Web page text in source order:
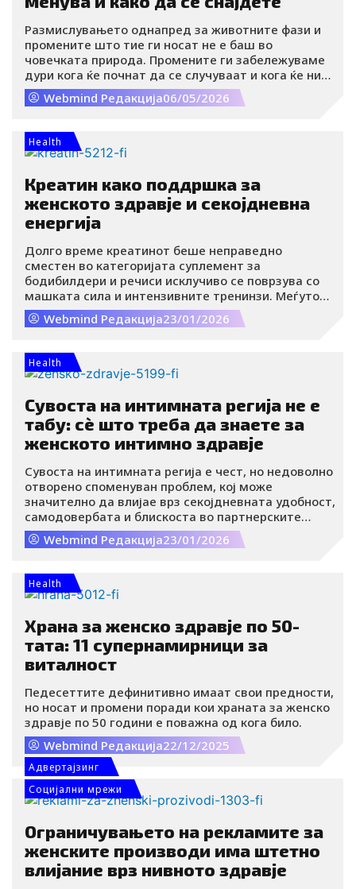
Размислувањето однапред за животните фази и
промените што тие ги носат не е баш во
човечката природа. Промените ги забележуваме
дури кога ќе почнат да се случуваат и кога ќе ни
го нарушат темпото и функционирањето. Во
суштина, не можете вистински да се подготвите
прилагодување. Сепак, самата природа има свој
систем.
Webmind Редакција06/05/2026
Health
Креатин како поддршка за
женското здравје и секојдневна
енергија
Долго време креатинот беше неправедно
сместен во категоријата суплемент за
бодибилдери и речиси исклучиво се поврзува со
машката сила и интензивните тренинзи. Меѓутоа,
современата наука сè појасно покажува дека
креатинот е многу повеќе од додаток за
Webmind Редакција23/01/2026
Health
Сувоста на интимната регија не е
табу: сè што треба да знаете за
женското интимно здравје
Сувоста на интимната регија е чест, но недоволно
отворено споменуван проблем, кој може
значително да влијае врз секојдневната удобност,
самодовербата и блискоста во партнерските
односи. Иако најчесто се поврзува со
менопаузата, овој предизвик може да се појави во
Webmind Редакција23/01/2026
Health
Храна за женско здравје по 50-
тата: 11 супернамирници за
виталност
Педесеттите дефинитивно имаат свои предности,
но носат и промени поради кои храната за женско
здравје по 50 години е поважна од кога било.
Webmind Редакција22/12/2025
Адвертајзинг
Социјални мрежи
Ограничувањето на рекламите за
женските производи има штетно
влијание врз нивното здравје